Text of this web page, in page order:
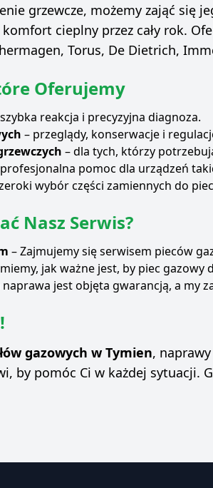
grzewcze, możemy zająć
cieplny przez cały rok.
Torus, De Dietrich,
Oferujemy
reakcja i precyzyjna diagnoza.
– przeglądy, konserwacje i
– dla tych, którzy
pomoc dla urządzeń
wybór części zamiennych do
Nasz Serwis?
– Zajmujemy się serwisem pieców
jak ważne jest, by piec
naprawa jest objęta gwarancją, a my
gazowych w Tymien,
by pomóc Ci w każdej sytuacji.